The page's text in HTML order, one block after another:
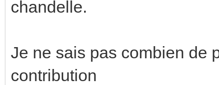
chandelle.
Je ne sais pas combien de
contribution